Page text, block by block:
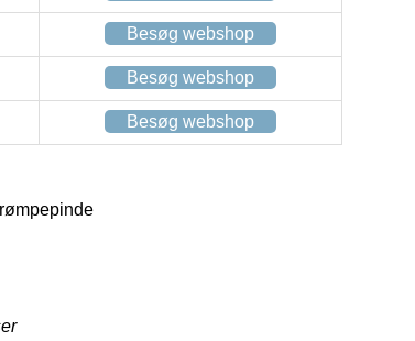
Besøg webshop
Besøg webshop
Besøg webshop